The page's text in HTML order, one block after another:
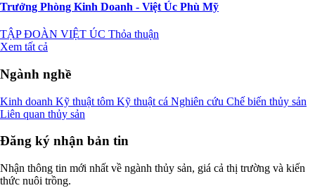
Trưởng Phòng Kinh Doanh - Việt Úc Phù Mỹ
TẬP ĐOÀN VIỆT ÚC Thỏa thuận
Xem tất cả
Ngành nghề
Kinh doanh Kỹ thuật tôm Kỹ thuật cá Nghiên cứu Chế biến thủy sản
Liên quan thủy sản
Đăng ký nhận bản tin
Nhận thông tin mới nhất về ngành thủy sản, giá cả thị trường và kiến
thức nuôi trồng.